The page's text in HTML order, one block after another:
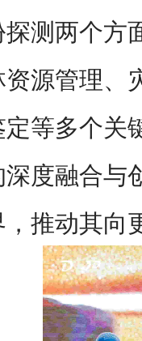
测两个方
源管理、
定等多个关
深度融合与
，推动其向